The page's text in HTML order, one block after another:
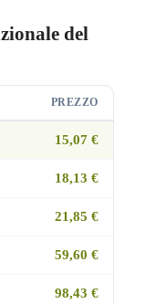
del
PREZZO
15,07 €
18,13 €
21,85 €
59,60 €
98,43 €